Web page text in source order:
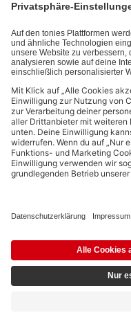
Mit dem Absenden
informationen) und den
Interaktionsinformationen
kannst den Newsletter
Datenschutzbestimmungen
©
Die Nutzung der Inhalte für
Systemen ist in dem in Ziffer
Zusammenhang